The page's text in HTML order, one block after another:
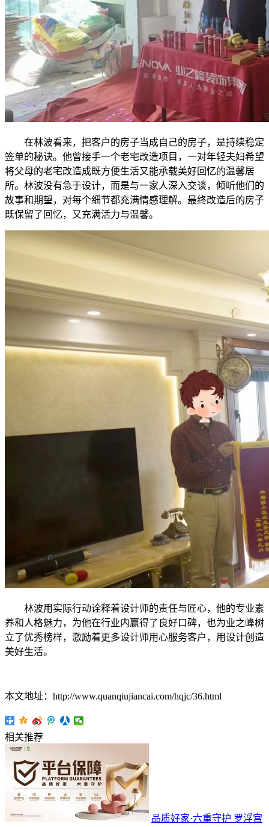
在林波看来，把客户的房子当成自己的房子，是持续稳定
签单的秘诀。他曾接手一个老宅改造项目，一对年轻夫妇希望
将父母的老宅改造成既方便生活又能承载美好回忆的温馨居
所。林波没有急于设计，而是与一家人深入交谈，倾听他们的
故事和期望，对每个细节都充满情感理解。最终改造后的房子
既保留了回忆，又充满活力与温馨。
林波用实际行动诠释着设计师的责任与匠心，他的专业素
养和人格魅力，为他在行业内赢得了良好口碑，也为业之峰树
立了优秀榜样，激励着更多设计师用心服务客户，用设计创造
美好生活。
本文地址：http://www.quanqiujiancai.com/hqjc/36.html
相关推荐
品质好家·六重守护 罗浮宫